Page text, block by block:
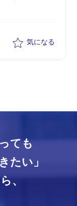
気になる
ても
たい」
、